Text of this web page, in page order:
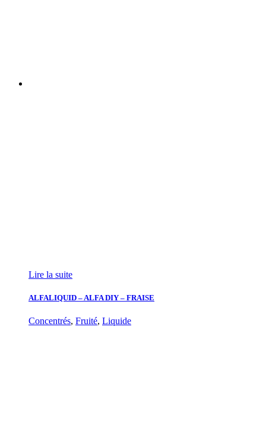
Lire la suite
ALFALIQUID – ALFA DIY – FRAISE
Concentrés, Fruité, Liquide